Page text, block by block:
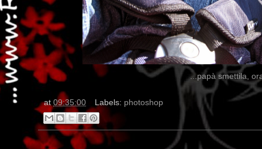
...papà smettila,
at09:35:00 Labels: photoshop